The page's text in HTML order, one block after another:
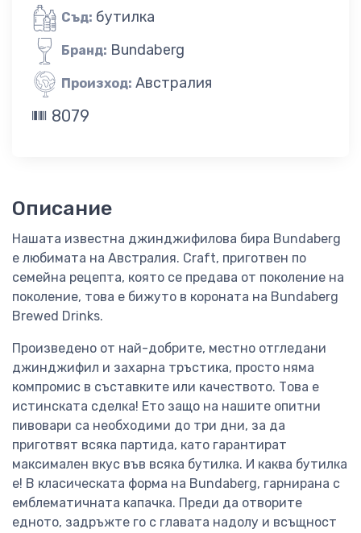
Съд: бутилка
Бранд: Bundaberg
Произход: Австралия
8079
Описание
Нашата известна джинджифилова бира Bundaberg
е любимата на Австралия. Craft, приготвен по
семейна рецепта, която се предава от поколение на
поколение, това е бижуто в короната на Bundaberg
Brewed Drinks.
Произведено от най-добрите, местно отгледани
джинджифил и захарна тръстика, просто няма
компромис в съставките или качеството. Това е
истинската сделка! Ето защо на нашите опитни
пивовари са необходими до три дни, за да
приготвят всяка партида, като гарантират
максимален вкус във всяка бутилка. И каква бутилка
е! В класическата форма на Bundaberg, гарнирана с
емблематичната капачка. Преди да отворите
едното, задръжте го с главата надолу и всъщност